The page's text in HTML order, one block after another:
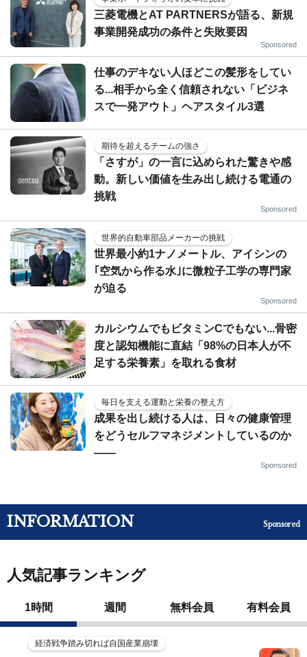
三菱電機とAT PARTNERSが語る、新規
事業開発成功の条件と失敗要因
Sponsored
仕事のデキない人ほどこの髪形をしてい
る...相手から全く信頼されない「ビジネ
スで一発アウト」ヘアスタイル3選
期待を超えるチームの強さ
「さすが」の一言に込められた驚きや感
動。新しい価値を生み出し続ける電通の
挑戦
Sponsored
世界的自動車部品メーカーの挑戦
世界最小約1ナノメートル、アイシンの
｢空気から作る水｣に微粒子工学の専門家
が迫る
Sponsored
カルシウムでもビタミンCでもない...骨密
度と認知機能に直結「98%の日本人が不
足する栄養素」を取れる食材
毎日を支える運動と栄養の整え方
成果を出し続ける人は、日々の健康管理
をどうセルフマネジメントしているのか
——
Sponsored
INFORMATION Sponsored
人気記事ランキング
1時間 週間 無料会員 有料会員
経済戦争踏み切れば自国産業崩壊